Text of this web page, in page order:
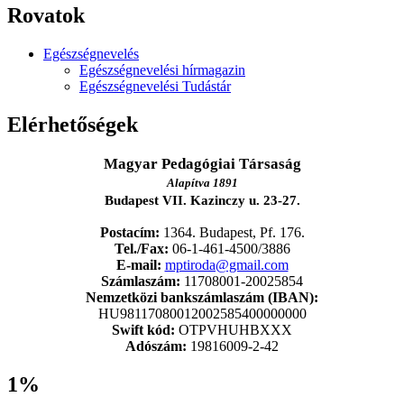
Rovatok
Egészségnevelés
Egészségnevelési hírmagazin
Egészségnevelési Tudástár
Elérhetőségek
Magyar Pedagógiai Társaság
Alapítva 1891
Budapest VII. Kazinczy u. 23-27.
Postacím: 1364. Budapest, Pf. 176.
Tel./Fax: 06-1-461-4500/3886
E-mail: mptiroda@gmail.com
Számlaszám: 11708001-20025854
Nemzetközi bankszámlaszám (IBAN):
HU98117080012002585400000000
Swift kód: OTPVHUHBXXX
Adószám: 19816009-2-42
1%